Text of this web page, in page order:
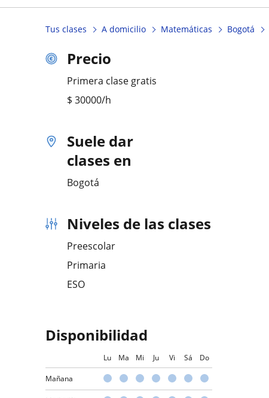
Tus clases A domicilio Matemáticas Bogotá
Precio
Primera clase gratis
$ 30000/h
Suele dar
clases en
Bogotá
Niveles de las clases
Preescolar
Primaria
ESO
Disponibilidad
Lu Ma Mi Ju Vi Sá Do
Mañana